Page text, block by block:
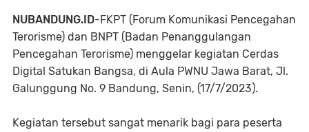
NUBANDUNG.ID-FKPT (Forum Komunikasi Pencegahan
Terorisme) dan BNPT (Badan Penanggulangan
Pencegahan Terorisme) menggelar kegiatan Cerdas
Digital Satukan Bangsa, di Aula PWNU Jawa Barat, Jl.
Galunggung No. 9 Bandung, Senin, (17/7/2023).
Kegiatan tersebut sangat menarik bagi para peserta